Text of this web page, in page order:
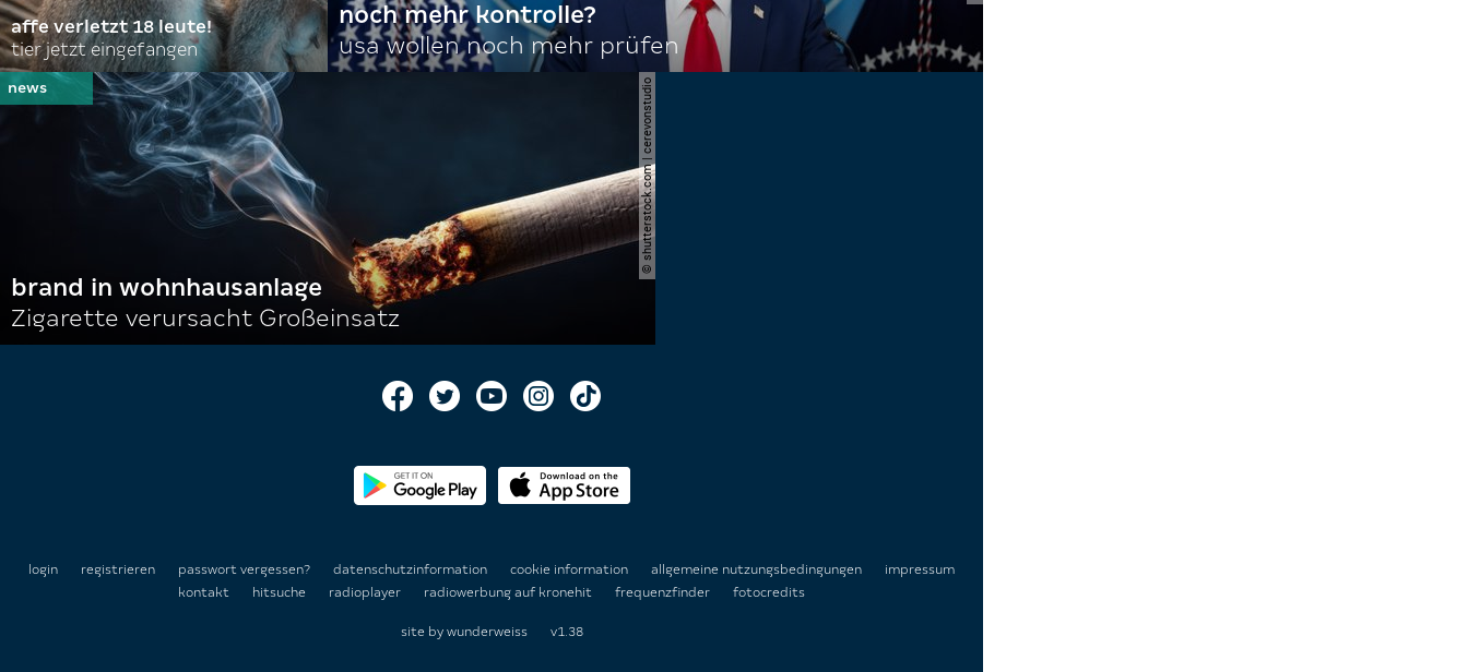
affe verletzt 18 leute!
tier jetzt eingefangen
noch mehr kontrolle?
usa wollen noch mehr prüfen
© shutterstock.com | cerevonstudio
brand in wohnhausanlage
Zigarette verursacht Großeinsatz
login registrieren passwort vergessen? datenschutzinformation cookie information allgemeine nutzungsbedingungen
impressum
kontakt
hitsuche radioplayer radiowerbung auf kronehit frequenzfinder fotocredits
site by wunderweiss v1.38